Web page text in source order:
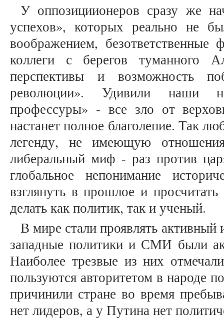
У оппозициионеров сразу же
успехов», которых реально не
воображением,
коллеги с берегов туманного
перспективы и возможность
революции». Удивили наши
профессуры» - все зло от
настанет полное благолепие. Так
легенду, не имеющую
либеральный миф - раз против
глобальное непонимание
взглянуть в прошлое и
делать как политик, так и ученый.
В мире стали проявлять
западные политики и СМИ были
Наиболее трезвые из них
пользуются авторитетом в народе
причинили стране во время
нет лидеров, а у Путина нет